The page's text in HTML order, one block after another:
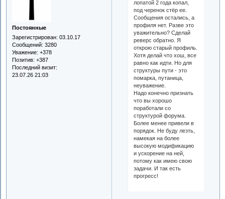
Постоянные
Зарегистрирован: 03.10.17
Сообщений: 3280
Уважение: +378
Позитив: +387
Последний визит:
23.07.26 21:03
лопатой 2 года копал,
под черенок стёр ее.
Сообщения остались, а
профиля нет. Разве это
уважительно? Сделай
реверс обратно. Я
открою старый профиль.
Хотя делай что хош, все
равно как идти. Но для
структуры пути - это
помарка, путаница,
неуважение.
Надо конечно признать
что вы хорошо
поработали со
структурой форума.
Более менее привели в
порядок. Не буду лезть,
намекая на более
высокую модификацию
и ускорение на ней,
потому как имею свою
задачи. И так есть
прогресс!